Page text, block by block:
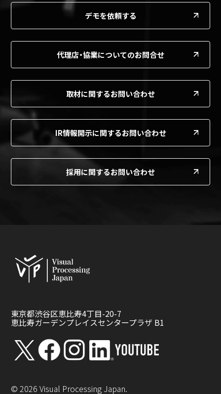
デモを依頼する
代理店・協業についてのお問合せ
取材に関するお問い合わせ
IR情報開示に関するお問い合わせ
採用に関するお問い合わせ
東京都渋谷区恵比寿4丁目-20-7
恵比寿ガーデンプレイスセンタープラザ B1
©2026 Visual Processing Japan.